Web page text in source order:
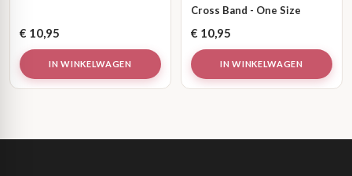
€ 10,95
IN WINKELWAGEN
Cross Band - One Size
€ 10,95
IN WINKELWAGEN